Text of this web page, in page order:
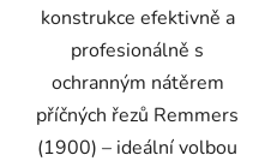
konstrukce efektivně a
profesionálně s
ochranným nátěrem
příčných řezů Remmers
(1900) – ideální volbou